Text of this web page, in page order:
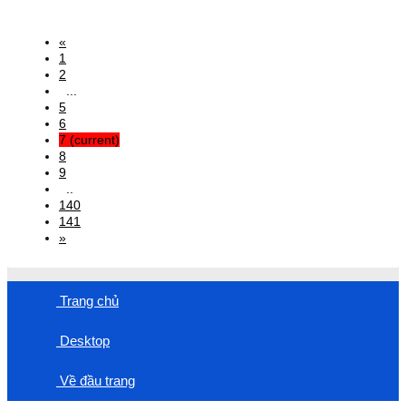
«
1
2
5
6
7 (current)
8
9
140
141
»
Trang chủ
Desktop
Về đầu trang